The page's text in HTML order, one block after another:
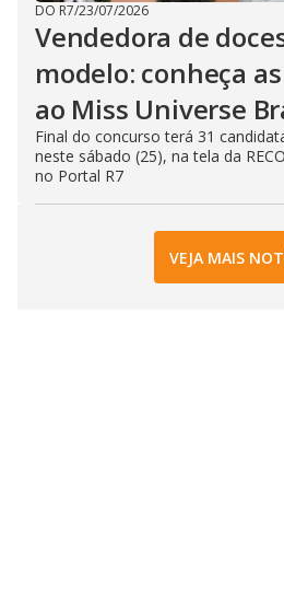
DO R7/23/07/2026
Vendedora de
modelo: conheça
ao Miss Universe
Final do concurso terá 31
neste sábado (25), na tela da
no Portal R7
VEJA MAIS